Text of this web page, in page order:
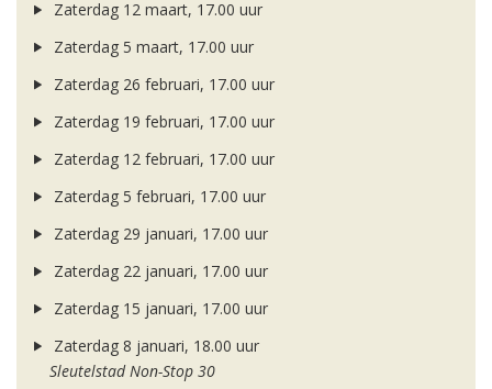
Zaterdag 12 maart, 17.00 uur
Zaterdag 5 maart, 17.00 uur
Zaterdag 26 februari, 17.00 uur
Zaterdag 19 februari, 17.00 uur
Zaterdag 12 februari, 17.00 uur
Zaterdag 5 februari, 17.00 uur
Zaterdag 29 januari, 17.00 uur
Zaterdag 22 januari, 17.00 uur
Zaterdag 15 januari, 17.00 uur
Zaterdag 8 januari, 18.00 uur
Sleutelstad Non-Stop 30